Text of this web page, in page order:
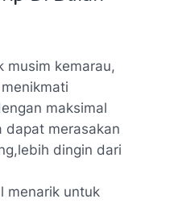
musim kemarau,
maksimal
dapat merasakan
dingin dari
menarik untuk